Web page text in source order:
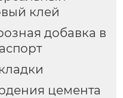
клей
добавка в
цемента